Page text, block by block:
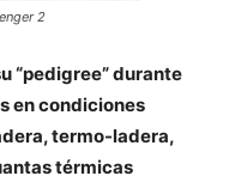
2
“pedigree” durante
en condiciones
termo-ladera,
térmicas